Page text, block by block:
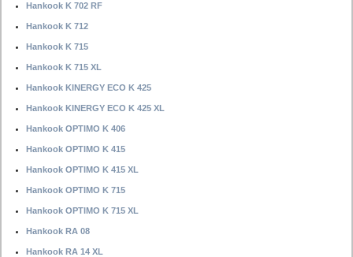
Hankook K 702 RF
Hankook K 712
Hankook K 715
Hankook K 715 XL
Hankook KINERGY ECO K 425
Hankook KINERGY ECO K 425 XL
Hankook OPTIMO K 406
Hankook OPTIMO K 415
Hankook OPTIMO K 415 XL
Hankook OPTIMO K 715
Hankook OPTIMO K 715 XL
Hankook RA 08
Hankook RA 14 XL